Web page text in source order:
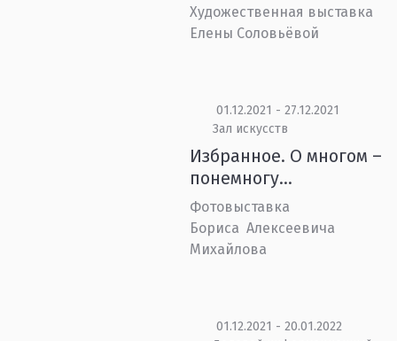
Художественная выставка
Елены Соловьёвой
01.12.2021 - 27.12.2021
Зал искусств
Избранное. О многом –
понемногу…
Фотовыставка
Бориса Алексеевича
Михайлова
01.12.2021 - 20.01.2022